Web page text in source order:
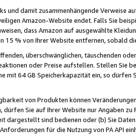
und damit zusammenhängende
Amazon-Website endet. Falls Sie
dass Amazon auf ausgewählte
15 % von Ihrer Website entfernen, sobald
überschwänglichen, täuschenden
oder Preise aufstellen. Stellen Sie
mit 64 GB Speicherkapazität ein, so dürfen
von Produkten können
dürfen Sie auf Ihrer Website nur Angaben
dargestellt sind bedienen oder (b) Sie
für die Nutzung von PA API